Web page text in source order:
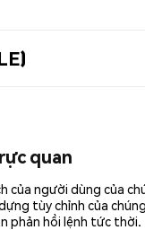
quan
của người dùng của
tùy chỉnh của
phản hồi lệnh tức thời.